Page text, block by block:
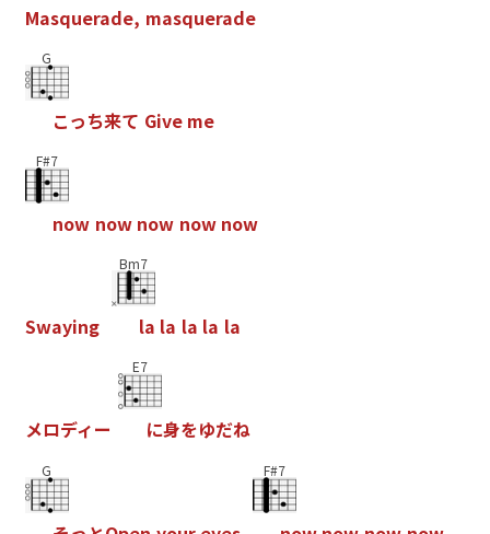
Masquerade, masquerade
G
こっち来て Give me
F#7
now now now now now
Swaying
Bm7
la la la la la
メロディー
E7
に身をゆだね
G F#7